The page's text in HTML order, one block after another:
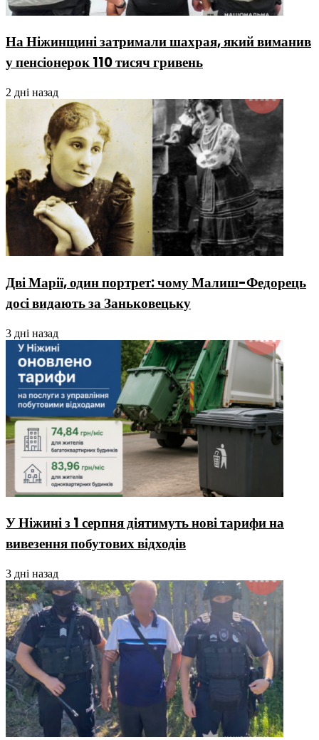
На Ніжинщині затримали шахрая, який виманив
у пенсіонерок 110 тисяч гривень
2 дні назад
Дві Марії, один портрет: чому Малиш-Федорець
досі видають за Заньковецьку
3 дні назад
У Ніжині з 1 серпня діятимуть нові тарифи на
вивезення побутових відходів
3 дні назад